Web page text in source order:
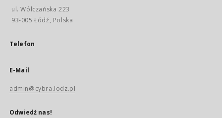
ul. Wólczańska 223
93-005 Łódź, Polska
Telefon
E-Mail
admin@cybra.lodz.pl
Odwiedź nas!